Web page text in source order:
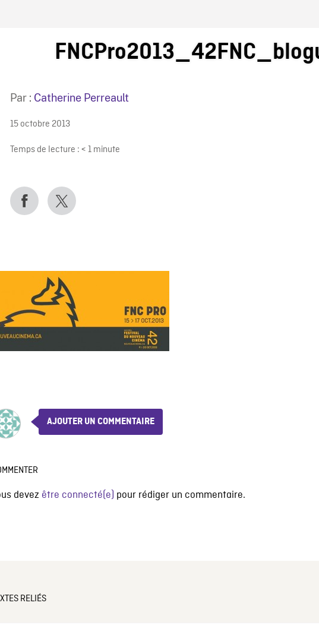
ONF
Par : Catherine Perreault
15 octobre 2013
Temps de lecture : < 1 minute
AJOUTER UN COMMENTAIRE
devez être connecté(e) pour rédiger un commentaire.
RELIÉS